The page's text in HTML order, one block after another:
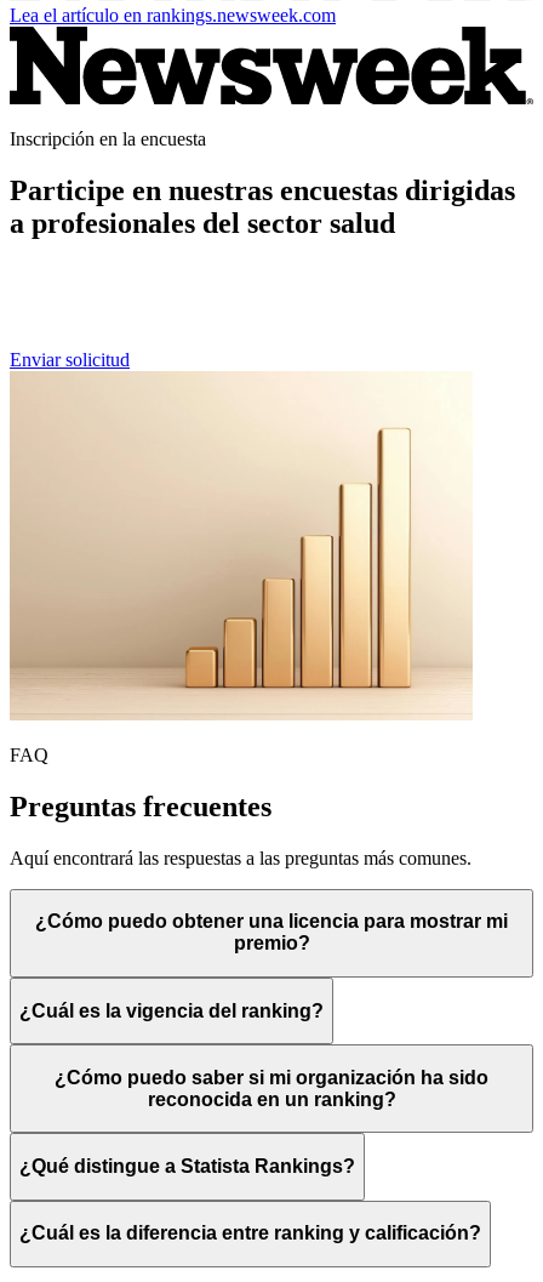
Lea el artículo en rankings.newsweek.com
Inscripción en la encuesta
Participe en nuestras encuestas dirigidas
a profesionales del sector salud
Enviar solicitud
FAQ
Preguntas frecuentes
Aquí encontrará las respuestas a las preguntas más comunes.
¿Cómo puedo obtener una licencia para mostrar mi
premio?
¿Cuál es la vigencia del ranking?
¿Cómo puedo saber si mi organización ha sido
reconocida en un ranking?
¿Qué distingue a Statista Rankings?
¿Cuál es la diferencia entre ranking y calificación?